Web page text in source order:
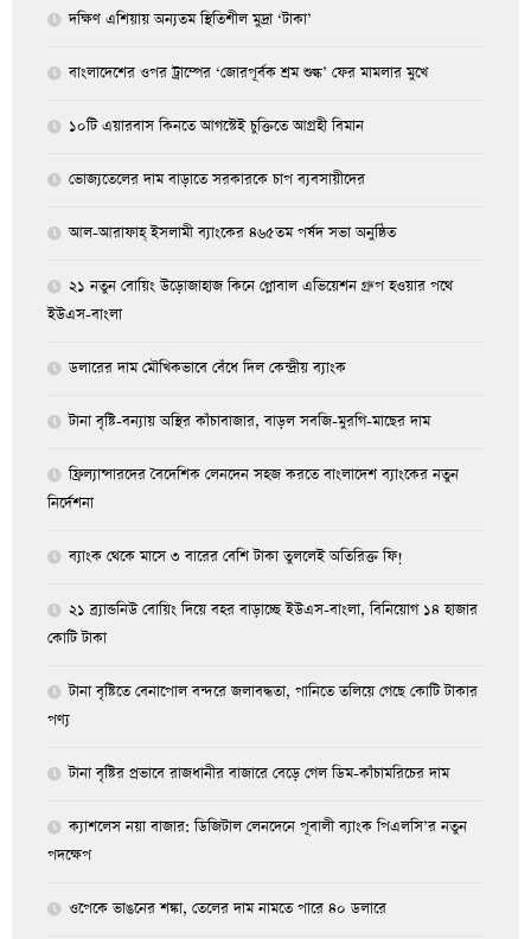
দক্ষিণ এশিয়ায় অন্যতম স্থিতিশীল মুদ্রা ‘টাকা’
বাংলাদেশের ওপর ট্রাম্পের ‘জোরপূর্বক শ্রম শুল্ক’ ফের মামলার মুখে
১০টি এয়ারবাস কিনতে আগস্টেই চুক্তিতে আগ্রহী বিমান
ভোজ্যতেলের দাম বাড়াতে সরকারকে চাপ ব্যবসায়ীদের
আল-আরাফাহ্ ইসলামী ব্যাংকের ৪৬৫তম পর্ষদ সভা অনুষ্ঠিত
২১ নতুন বোয়িং উড়োজাহাজ কিনে গ্লোবাল এভিয়েশন গ্রুপ হওয়ার পথে
ইউএস-বাংলা
ডলারের দাম মৌখিকভাবে বেঁধে দিল কেন্দ্রীয় ব্যাংক
টানা বৃষ্টি-বন্যায় অস্থির কাঁচাবাজার, বাড়ল সবজি-মুরগি-মাছের দাম
ফ্রিল্যান্সারদের বৈদেশিক লেনদেন সহজ করতে বাংলাদেশ ব্যাংকের নতুন
নির্দেশনা
ব্যাংক থেকে মাসে ৩ বারের বেশি টাকা তুললেই অতিরিক্ত ফি!
২১ ব্র্যান্ডনিউ বোয়িং দিয়ে বহর বাড়াচ্ছে ইউএস-বাংলা, বিনিয়োগ ১৪ হাজার
কোটি টাকা
টানা বৃষ্টিতে বেনাপোল বন্দরে জলাবদ্ধতা, পানিতে তলিয়ে গেছে কোটি টাকার
পণ্য
টানা বৃষ্টির প্রভাবে রাজধানীর বাজারে বেড়ে গেল ডিম-কাঁচামরিচের দাম
ক্যাশলেস নয়া বাজার: ডিজিটাল লেনদেনে পূবালী ব্যাংক পিএলসি’র নতুন
পদক্ষেপ
ওপেকে ভাঙনের শঙ্কা, তেলের দাম নামতে পারে ৪০ ডলারে